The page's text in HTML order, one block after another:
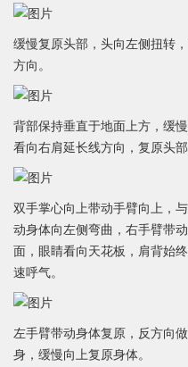
缓慢复原头部，头向左侧扭转
方向。
背部保持垂直于地面上方，缓
看向右肩延长线方向，复原头部
双手掌心向上带动手臂向上，
动身体向左侧弯曲，右手臂带
面，眼睛看向天花板，肩背始
速呼气。
左手臂带动身体复原，反方向
身，缓慢向上复原身体。